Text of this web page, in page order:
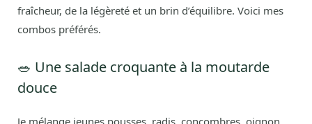
fraîcheur, de la légèreté et un brin d’équilibre. Voici mes
combos préférés.
🥗 Une salade croquante à la moutarde
douce
Je mélange jeunes pousses, radis, concombres, oignon